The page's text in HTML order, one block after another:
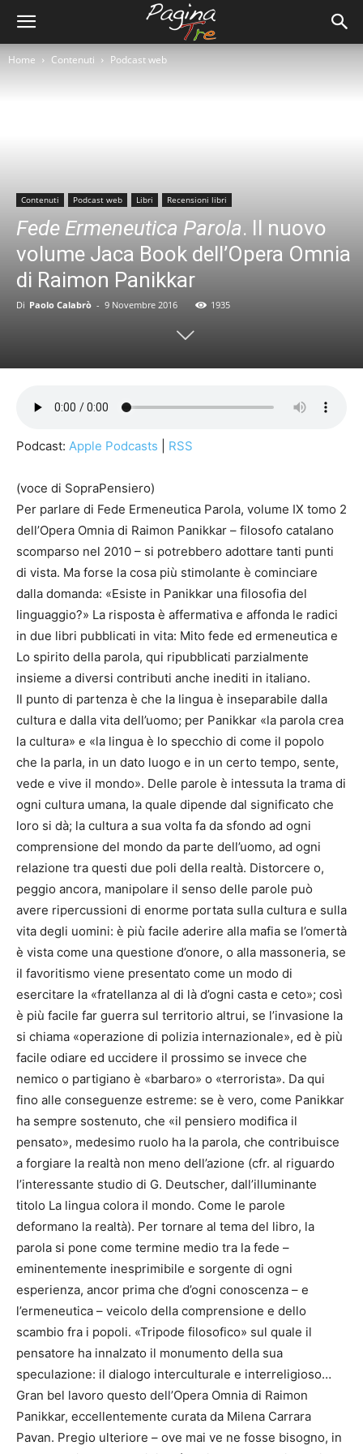
Home Contenuti Podcast web
Contenuti Podcast web Libri Recensioni libri
Fede Ermeneutica Parola. Il nuovo
volume Jaca Book dell’Opera Omnia
di Raimon Panikkar
Di Paolo Calabrò - 9 Novembre 2016 1935
Podcast: Apple Podcasts RSS
(voce di SopraPensiero)
Per parlare di Fede Ermeneutica Parola, volume IX tomo 2
dell’Opera Omnia di Raimon Panikkar – filosofo catalano
scomparso nel 2010 – si potrebbero adottare tanti punti
di vista. Ma forse la cosa più stimolante è cominciare
dalla domanda: «Esiste in Panikkar una filosofia del
linguaggio?» La risposta è affermativa e affonda le radici
in due libri pubblicati in vita: Mito fede ed ermeneutica e
Lo spirito della parola, qui ripubblicati parzialmente
insieme a diversi contributi anche inediti in italiano.
Il punto di partenza è che la lingua è inseparabile dalla
cultura e dalla vita dell’uomo; per Panikkar «la parola crea
la cultura» e «la lingua è lo specchio di come il popolo
che la parla, in un dato luogo e in un certo tempo, sente,
vede e vive il mondo». Delle parole è intessuta la trama di
ogni cultura umana, la quale dipende dal significato che
loro si dà; la cultura a sua volta fa da sfondo ad ogni
comprensione del mondo da parte dell’uomo, ad ogni
relazione tra questi due poli della realtà. Distorcere o,
peggio ancora, manipolare il senso delle parole può
avere ripercussioni di enorme portata sulla cultura e sulla
vita degli uomini: è più facile aderire alla mafia se l’omertà
è vista come una questione d’onore, o alla massoneria, se
il favoritismo viene presentato come un modo di
esercitare la «fratellanza al di là d’ogni casta e ceto»; così
è più facile far guerra sul territorio altrui, se l’invasione la
si chiama «operazione di polizia internazionale», ed è più
facile odiare ed uccidere il prossimo se invece che
nemico o partigiano è «barbaro» o «terrorista». Da qui
fino alle conseguenze estreme: se è vero, come Panikkar
ha sempre sostenuto, che «il pensiero modifica il
pensato», medesimo ruolo ha la parola, che contribuisce
a forgiare la realtà non meno dell’azione (cfr. al riguardo
l’interessante studio di G. Deutscher, dall’illuminante
titolo La lingua colora il mondo. Come le parole
deformano la realtà). Per tornare al tema del libro, la
parola si pone come termine medio tra la fede –
eminentemente inesprimibile e sorgente di ogni
esperienza, ancor prima che d’ogni conoscenza – e
l’ermeneutica – veicolo della comprensione e dello
scambio fra i popoli. «Tripode filosofico» sul quale il
pensatore ha innalzato il monumento della sua
speculazione: il dialogo interculturale e interreligioso…
Gran bel lavoro questo dell’Opera Omnia di Raimon
Panikkar, eccellentemente curata da Milena Carrara
Pavan. Pregio ulteriore – ove mai ve ne fosse bisogno, in